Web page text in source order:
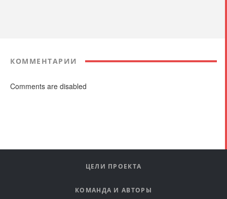
КОММЕНТАРИИ
Comments are disabled
ЦЕЛИ ПРОЕКТА
КОМАНДА И АВТОРЫ